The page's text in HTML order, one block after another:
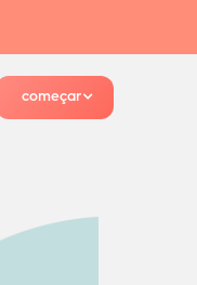
começar